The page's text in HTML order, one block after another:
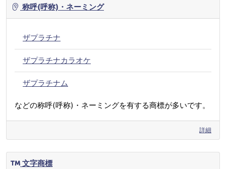
称呼(呼称)・ネーミング
ザプラチナ
ザプラチナカラオケ
ザプラチナム
などの称呼(呼称)・ネーミングを有する商標が多いです。
詳細
文字商標